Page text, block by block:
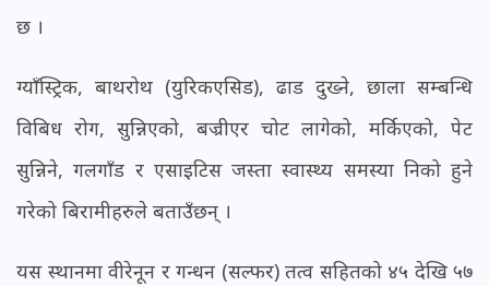
छ ।
ग्याँस्ट्रिक, बाथरोथ (युरिकएसिड), ढाड दुख्ने, छाला सम्बन्धि
विबिध रोग, सुन्निएको, बज्रीएर चोट लागेको, मर्किएको, पेट
सुन्निने, गलगाँड र एसाइटिस जस्ता स्वास्थ्य समस्या निको हुने
गरेको बिरामीहरुले बताउँछन् ।
यस स्थानमा वीरेनून र गन्धन (सल्फर) तत्व सहितको ४५ देखि ५७